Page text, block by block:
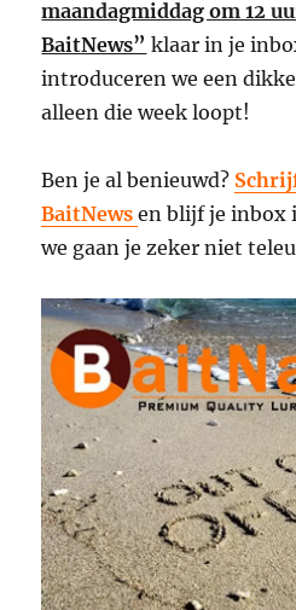
maandagmiddag om 12
BaitNews” klaar in je
introduceren we een
alleen die week loopt!
Ben je al benieuwd?
BaitNewsen blijf je inbox
we gaan je zeker niet